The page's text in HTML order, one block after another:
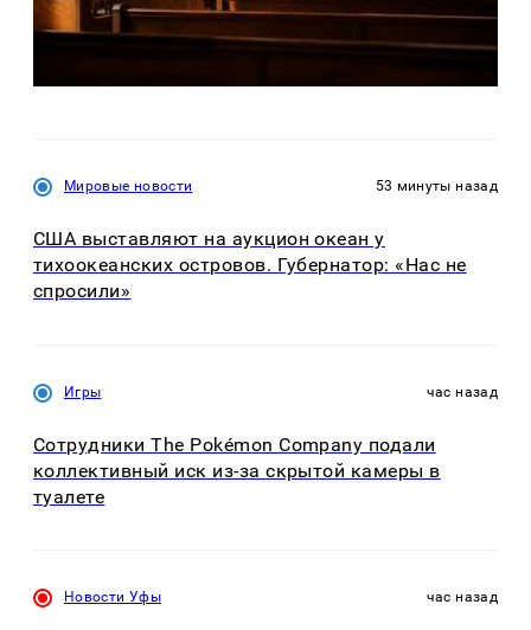
Мировые новости 53 минуты назад
США выставляют на аукцион океан у
тихоокеанских островов. Губернатор: «Нас не
спросили»
Игры час назад
Сотрудники The Pokémon Company подали
коллективный иск из-за скрытой камеры в
туалете
Новости Уфы час назад